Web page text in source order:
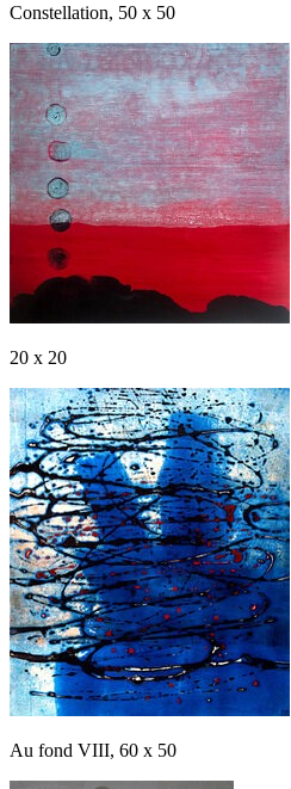
Constellation, 50 x 50
20 x 20
Au fond VIII, 60 x 50